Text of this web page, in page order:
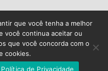
a sua experiência em nosso
cookies. Você pode
aqui.
GDPR Cookie Banner
que você tenha a melhor
você continua aceitar ou
que você concorda com o
cookies.
Política de Privacidade